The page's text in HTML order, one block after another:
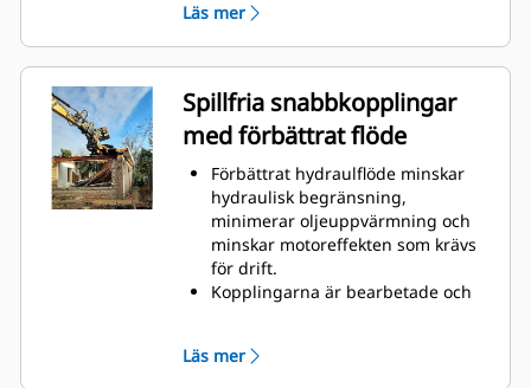
skyddar mot skador, vilket innebär
lägre kostnader för slangar och
reparationer.
Konstruktionen hos locket ger
extra skydd för fästena och
förhindrar att föroreningar
tränger in i det hydrauliska
systemet.
Läs mer
Spillfria snabbkopplingar
med förbättrat flöde
Förbättrat hydraulflöde minskar
hydraulisk begränsning,
minimerar oljeuppvärmning och
minskar motoreffekten som krävs
för drift.
Kopplingarna är bearbetade och
hydromekaniska redskap för att
Läs mer